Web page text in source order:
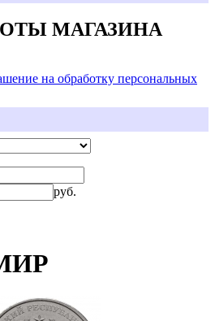
МАГАЗИНА
на обработку персональных
руб.